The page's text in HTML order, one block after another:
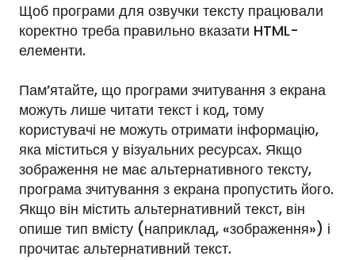
Щоб програми для озвучки тексту працювали
коректно треба правильно вказати HTML-
елементи.
Пам’ятайте, що програми зчитування з екрана
можуть лише читати текст і код, тому
користувачі не можуть отримати інформацію,
яка міститься у візуальних ресурсах. Якщо
зображення не має альтернативного тексту,
програма зчитування з екрана пропустить його.
Якщо він містить альтернативний текст, він
опише тип вмісту (наприклад, «зображення») і
прочитає альтернативний текст.